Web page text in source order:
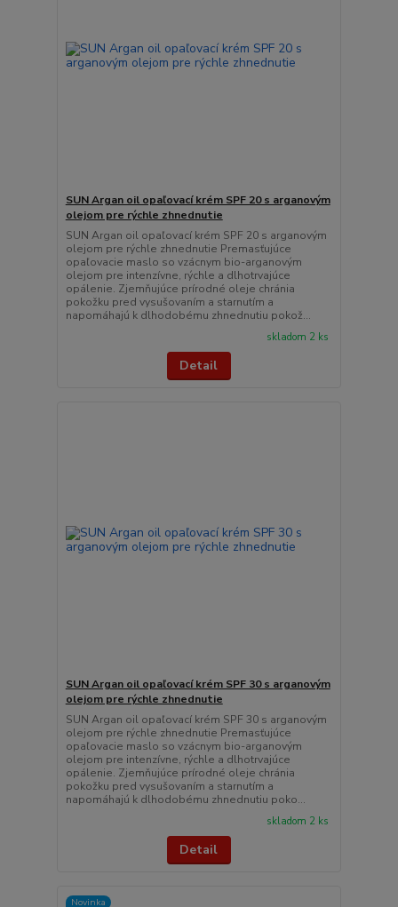
SUN Argan oil opaľovací krém SPF 20 s arganovým
olejom pre rýchle zhnednutie
SUN Argan oil opaľovací krém SPF 20 s arganovým
olejom pre rýchle zhnednutie Premasťujúce
opaľovacie maslo so vzácnym bio-arganovým
olejom pre intenzívne, rýchle a dlhotrvajúce
opálenie. Zjemňujúce prírodné oleje chránia
pokožku pred vysušovaním a starnutím a
napomáhajú k dlhodobému zhnednutiu pokož...
skladom 2 ks
Detail
SUN Argan oil opaľovací krém SPF 30 s arganovým
olejom pre rýchle zhnednutie
SUN Argan oil opaľovací krém SPF 30 s arganovým
olejom pre rýchle zhnednutie Premasťujúce
opaľovacie maslo so vzácnym bio-arganovým
olejom pre intenzívne, rýchle a dlhotrvajúce
opálenie. Zjemňujúce prírodné oleje chránia
pokožku pred vysušovaním a starnutím a
napomáhajú k dlhodobému zhnednutiu poko...
skladom 2 ks
Detail
Novinka